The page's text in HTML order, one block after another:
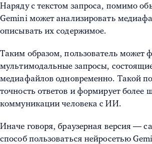
Наряду с текстом запроса, помимо
Gemini может анализировать
описывать их содержимое.
Таким образом, пользователь может
мультимодальные запросы,
медиафайлов одновременно. Такой
точность ответов и формирует более
коммуникации человека с ИИ.
Иначе говоря, браузерная версия —
способ пользоваться нейросетью